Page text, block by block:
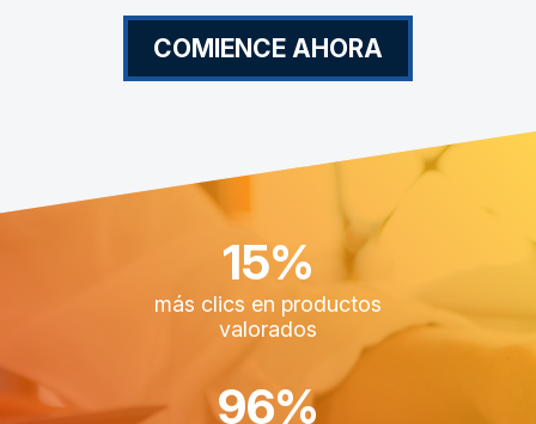
COMIENCE AHORA
15%
más clics en productos
valorados
96%